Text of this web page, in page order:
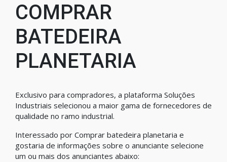
COMPRAR
BATEDEIRA
PLANETARIA
Exclusivo para compradores, a plataforma Soluções
Industriais selecionou a maior gama de fornecedores de
qualidade no ramo industrial.
Interessado por Comprar batedeira planetaria e
gostaria de informações sobre o anunciante selecione
um ou mais dos anunciantes abaixo: